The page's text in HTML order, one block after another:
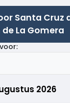
Santa Cruz
La Gomera
2026
: